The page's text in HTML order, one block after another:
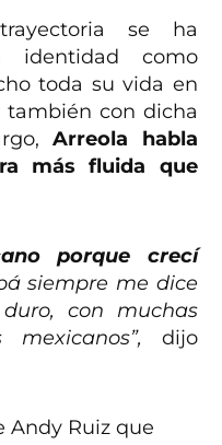
se ha
identidad como
toda su vida en
también con dicha
Arreola habla
más fluida que
porque crecí
siempre me dice
con muchas
dijo